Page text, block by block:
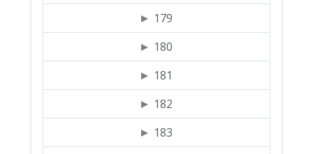
179
180
181
182
183